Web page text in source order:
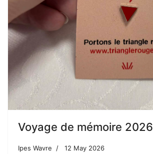
Voyage de mémoire 2026
Ipes Wavre 12 May 2026